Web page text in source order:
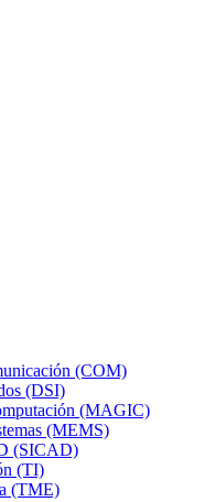
(COM)
(DSI)
(MAGIC)
(MEMS)
(SICAD)
(TI)
(TME)